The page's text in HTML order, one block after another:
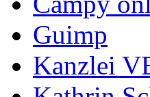
Guimp
Kanzlei